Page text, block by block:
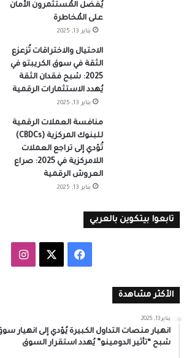
يُفضل المُستثمرون الأمان
على المُخاطرة
يناير 13, 2025
الاحتيال والاختراقات تُزعزع
الثقة في سوق الكريبتو في
2025: شبح فقدان الثقة
يُهدد الاستثمارات الرقمية
يناير 13, 2025
منافسة العملات الرقمية
للبنوك المركزية (CBDCs)
تُؤدي إلى تراجع العملات
اللامركزية في 2025: صراع
العروش الرقمية
يناير 13, 2025
تابعوا بيتكوين بالعربي
فيسبوك
الأكثر مشاهدة
يناير 13, 2025
شبح “تأثير الدومينو” يُهدد استقرار السوق